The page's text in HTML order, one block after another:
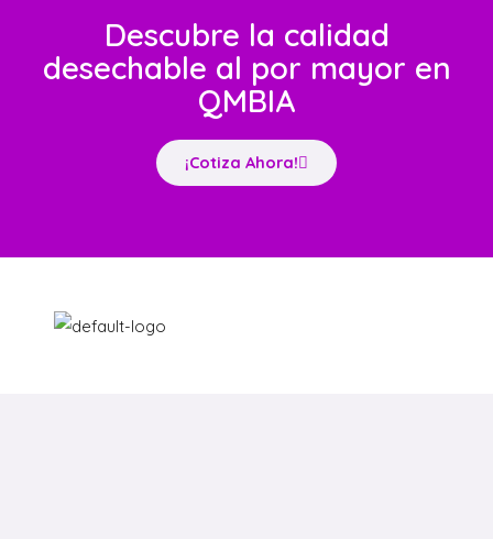
Descubre la calidad
desechable al por mayor en
QMBIA
¡Cotiza Ahora!